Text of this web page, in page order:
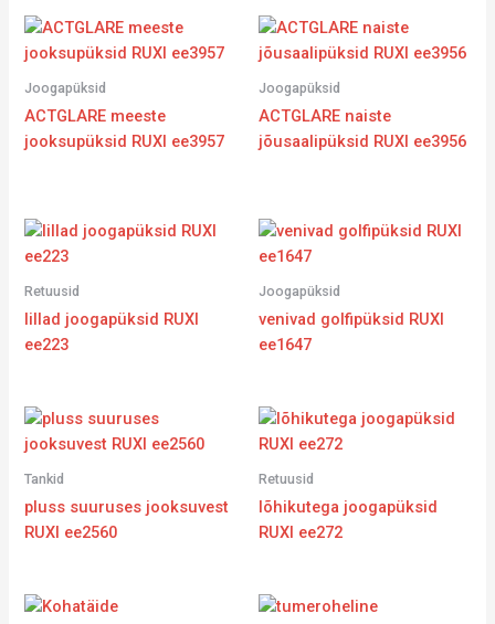
Joogapüksid
ACTGLARE meeste
jooksupüksid RUXI ee3957
Joogapüksid
ACTGLARE naiste
jõusaalipüksid RUXI ee3956
Retuusid
lillad joogapüksid RUXI
ee223
Joogapüksid
venivad golfipüksid RUXI
ee1647
Tankid
pluss suuruses jooksuvest
RUXI ee2560
Retuusid
lõhikutega joogapüksid
RUXI ee272